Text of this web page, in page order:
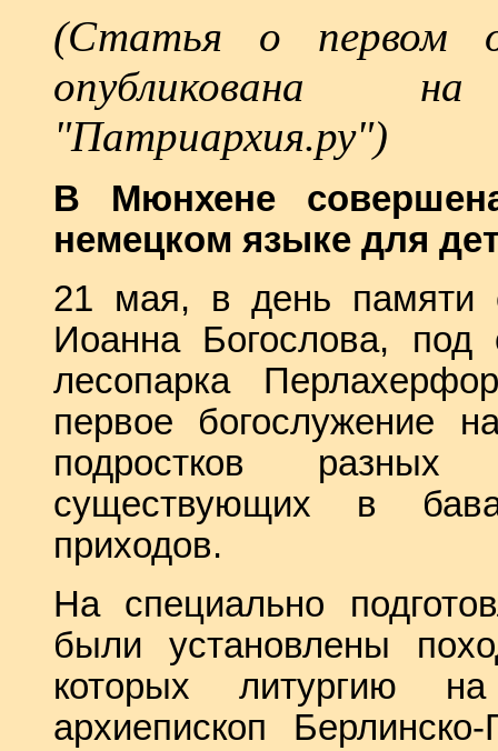
(Статья о первом
опубликована
"Патриархия.ру")
В Мюнхене
немецком языке для
21 мая, в день памяти
Иоанна Богослова,
лесопарка
первое богослужение
подростков
существующих в
приходов.
На специально
были установлены
которых литургию
архиепископ